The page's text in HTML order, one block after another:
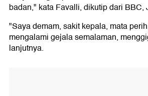
badan," kata Favalli, dikutip dari BBC,
"Saya demam, sakit kepala, mata
mengalami gejala semalaman,
lanjutnya.